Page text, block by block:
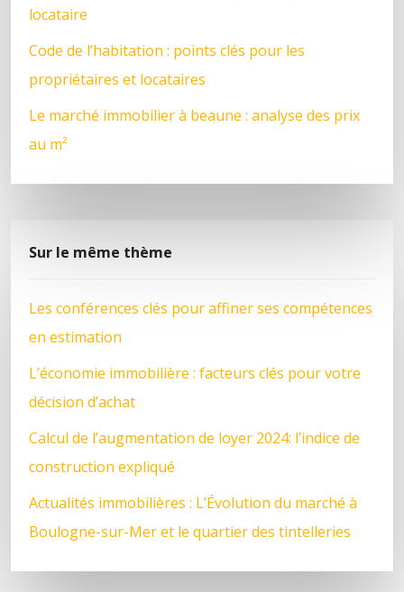
locataire
Code de l’habitation : points clés pour les
propriétaires et locataires
Le marché immobilier à beaune : analyse des prix
au m²
Sur le même thème
Les conférences clés pour affiner ses compétences
en estimation
L’économie immobilière : facteurs clés pour votre
décision d’achat
Calcul de l’augmentation de loyer 2024: l’indice de
construction expliqué
Actualités immobilières : L’Évolution du marché à
Boulogne-sur-Mer et le quartier des tintelleries